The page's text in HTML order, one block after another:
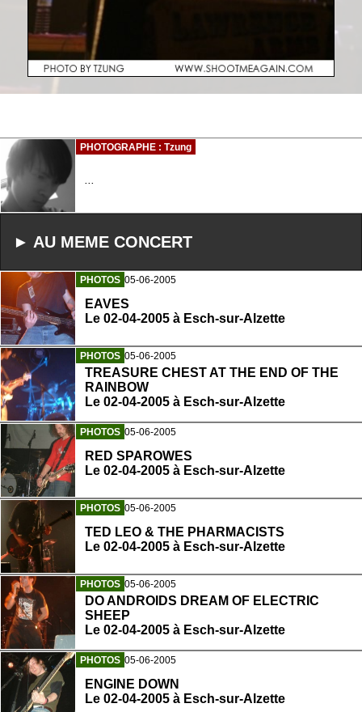
PHOTOGRAPHE : Tzung
...
► AU MEME CONCERT
PHOTOS 05-06-2005
EAVES
Le 02-04-2005 à Esch-sur-Alzette
PHOTOS 05-06-2005
TREASURE CHEST AT THE END OF THE
RAINBOW
Le 02-04-2005 à Esch-sur-Alzette
PHOTOS 05-06-2005
RED SPAROWES
Le 02-04-2005 à Esch-sur-Alzette
PHOTOS 05-06-2005
TED LEO & THE PHARMACISTS
Le 02-04-2005 à Esch-sur-Alzette
PHOTOS 05-06-2005
DO ANDROIDS DREAM OF ELECTRIC
SHEEP
Le 02-04-2005 à Esch-sur-Alzette
PHOTOS 05-06-2005
ENGINE DOWN
Le 02-04-2005 à Esch-sur-Alzette